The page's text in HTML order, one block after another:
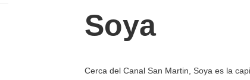
Soya
Cerca del Canal San Martin, Soya es la